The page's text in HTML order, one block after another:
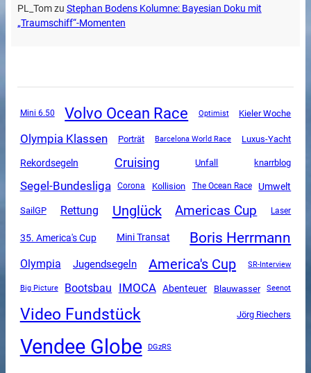
PL_Tomzu Stephan Bodens Kolumne: Bayesian Doku mit
„Traumschiff“-Momenten
Mini 6.50 Volvo Ocean Race Optimist Kieler Woche
Olympia Klassen Porträt Barcelona World Race Luxus-Yacht
Rekordsegeln Cruising Unfall knarrblog
Segel-Bundesliga Corona Kollision The Ocean Race Umwelt
SailGP Rettung Unglück Americas Cup Laser
35. America's Cup Mini Transat Boris Herrmann
Olympia Jugendsegeln America's Cup SR-Interview
Big Picture Bootsbau IMOCA Abenteuer Blauwasser Seenot
Video Fundstück Jörg Riechers
Vendee Globe DGzRS